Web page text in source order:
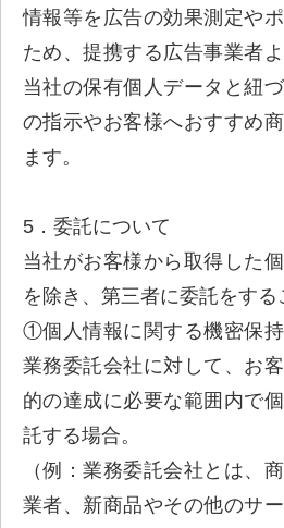
情報等を広告の効果測定や
ため、提携する広告事業者
当社の保有個人データと紐
の指示やお客様へおすすめ
ます。
5．委託について
当社がお客様から取得した
を除き、第三者に委託をする
①個人情報に関する機密保
業務委託会社に対して、お
的の達成に必要な範囲内で
託する場合。
（例：業務委託会社とは、
業者、新商品やその他のサ